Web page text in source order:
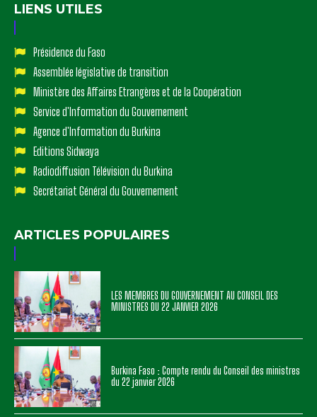
LIENS UTILES
Présidence du Faso
Assemblée législative de transition
Ministère des Affaires Etrangères et de la Coopération
Service d'Information du Gouvernement
Agence d'Information du Burkina
Editions Sidwaya
Radiodiffusion Télévision du Burkina
Secrétariat Général du Gouvernement
ARTICLES POPULAIRES
LES MEMBRES DU GOUVERNEMENT AU CONSEIL DES
MINISTRES DU 22 JANVIER 2026
Burkina Faso : Compte rendu du Conseil des ministres
du 22 janvier 2026